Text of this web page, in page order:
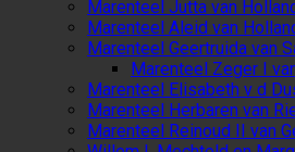
Marenteel Jutta van
Marenteel Aleid van
Marenteel Geertruida van
Marenteel Zeger I
Marenteel Elisabeth v d
Marenteel Herbaren van
Marenteel Reinoud II van